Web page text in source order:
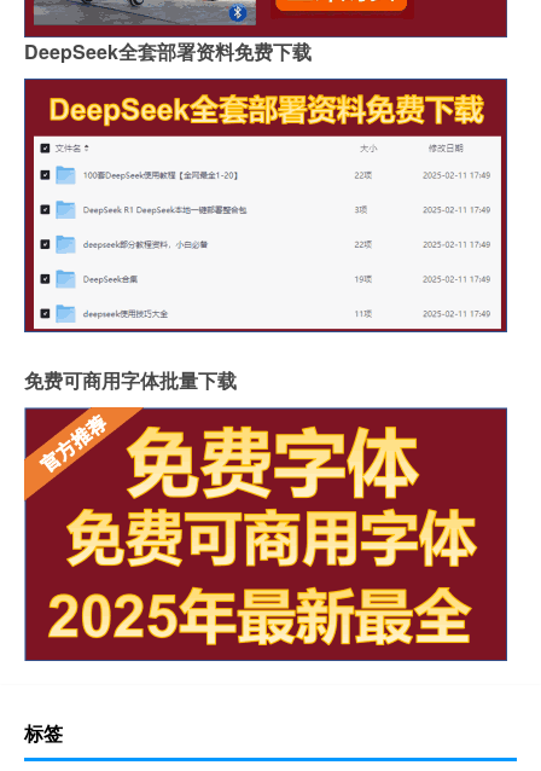
DeepSeek全套部署资料免费下载
免费可商用字体批量下载
标签